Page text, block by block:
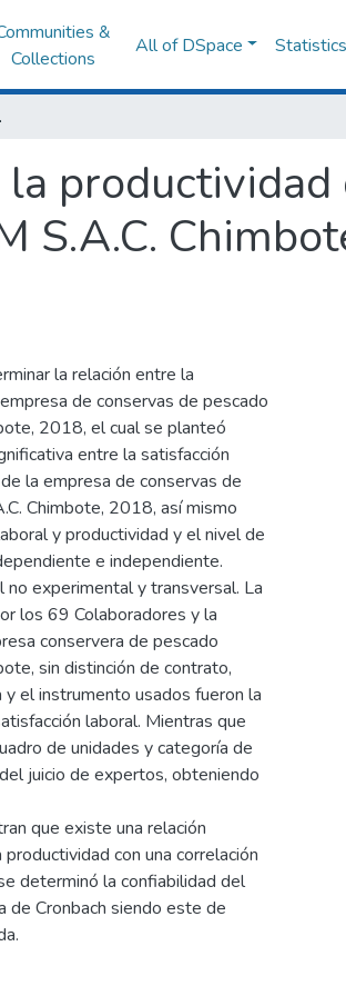
&
Collections
All of DSpace Statistics
2018
productividad
S.A.C.
la relación entre la
de conservas de pescado
2018, el cual se planteó
entre la satisfacción
la empresa de conservas de
Chimbote, 2018, así mismo
y productividad y el nivel de
e independiente.
experimental y transversal. La
los 69 Colaboradores y la
conservera de pescado
sin distinción de contrato,
el instrumento usados fueron la
laboral. Mientras que
de unidades y categoría de
juicio de expertos, obteniendo
que existe una relación
con una correlación
determinó la confiabilidad del
Cronbach siendo este de